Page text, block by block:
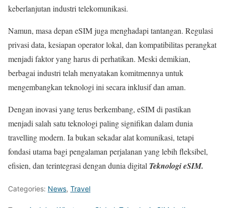
keberlanjutan industri telekomunikasi.
Namun, masa depan eSIM juga menghadapi tantangan. Regulasi
privasi data, kesiapan operator lokal, dan kompatibilitas perangkat
menjadi faktor yang harus di perhatikan. Meski demikian,
berbagai industri telah menyatakan komitmennya untuk
mengembangkan teknologi ini secara inklusif dan aman.
Dengan inovasi yang terus berkembang, eSIM di pastikan
menjadi salah satu teknologi paling signifikan dalam dunia
travelling modern. Ia bukan sekadar alat komunikasi, tetapi
fondasi utama bagi pengalaman perjalanan yang lebih fleksibel,
efisien, dan terintegrasi dengan dunia digital Teknologi eSIM.
Categories: News, Travel